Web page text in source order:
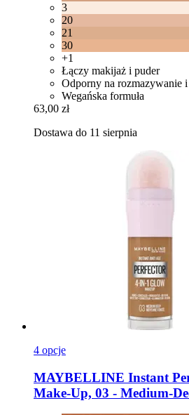
3
20
21
30
+1
Łączy makijaż i puder
Odporny na rozmazywanie
Wegańska formuła
63,00 zł
Dostawa do 11 sierpnia
4 opcje
MAYBELLINE Instant
Make-​Up, 03 -​ Medium-​